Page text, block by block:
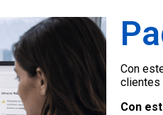
Con
clientes
Con